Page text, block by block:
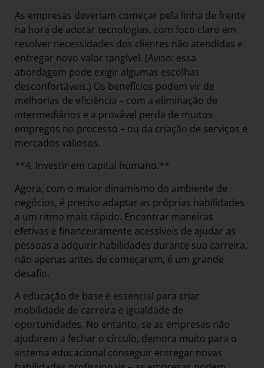
As empresas deveriam começar pela linha de frente
na hora de adotar tecnologias, com foco claro em
resolver necessidades dos clientes não atendidas e
entregar novo valor tangível. (Aviso: essa
abordagem pode exigir algumas escolhas
desconfortáveis.) Os benefícios podem vir de
melhorias de eficiência – com a eliminação de
intermediários e a provável perda de muitos
empregos no processo – ou da criação de serviços e
mercados valiosos.
**4. Investir em capital humano.**
Agora, com o maior dinamismo do ambiente de
negócios, é preciso adaptar as próprias habilidades
a um ritmo mais rápido. Encontrar maneiras
efetivas e financeiramente acessíveis de ajudar as
pessoas a adquirir habilidades durante sua carreira,
não apenas antes de começarem, é um grande
desafio.
A educação de base é essencial para criar
mobilidade de carreira e igualdade de
oportunidades. No entanto, se as empresas não
ajudarem a fechar o círculo, demora muito para o
sistema educacional conseguir entregar novas